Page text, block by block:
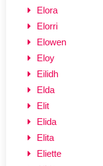
Elora
Elorri
Elowen
Eloy
Eilidh
Elda
Elit
Elida
Elita
Eliette